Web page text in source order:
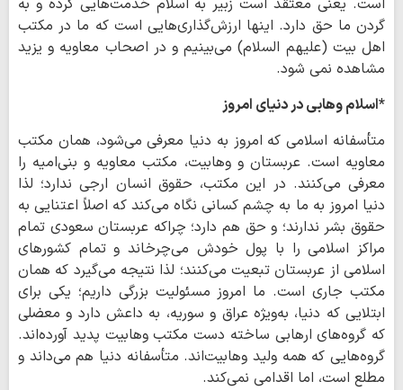
است. یعنی معتقد است زبیر به اسلام خدمت‌هایی کرده و به
گردن ما حق دارد. اینها ارزش‌گذاری‌هایی است که ما در مکتب
اهل بیت (علیهم السلام) می‌بینیم و در اصحاب معاویه و یزید
مشاهده نمی شود.
*اسلام وهابی در دنیای امروز
متأسفانه اسلامی که امروز به دنیا معرفی می‌شود، همان مکتب
معاویه است. عربستان و وهابیت، مکتب معاویه و بنی‌امیه را
معرفی می‌کنند. در این مکتب، حقوق انسان ارجی ندارد؛ لذا
دنیا امروز به ما به چشم کسانی نگاه می‌کند که اصلاً اعتنایی به
حقوق بشر ندارند؛ و حق هم دارد؛ چراکه عربستان سعودی تمام
مراکز اسلامی را با پول خودش می‌چرخاند و تمام کشورهای
اسلامی از عربستان تبعیت می‌کنند؛ لذا نتیجه می‌گیرد که همان
مکتب جاری است. ما امروز مسئولیت بزرگی داریم؛ یکی برای
ابتلایی که دنیا، به‌ویژه عراق و سوریه، به داعش دارد و معضلی
که گروه‌های ارهابی ساخته دست مکتب وهابیت پدید آورده‌اند.
گروه‌هایی که همه ولید وهابیت‌اند. متأسفانه دنیا هم می‌داند و
مطلع است، اما اقدامی نمی‌کند.